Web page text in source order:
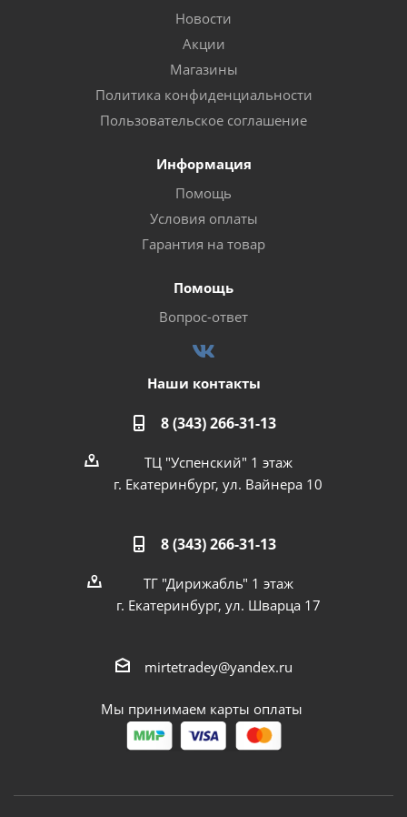
Новости
Акции
Магазины
Политика конфиденциальности
Пользовательское соглашение
Информация
Помощь
Условия оплаты
Гарантия на товар
Помощь
Вопрос-ответ
Наши контакты
8 (343) 266-31-13
ТЦ "Успенский" 1 этаж
г. Екатеринбург, ул. Вайнера 10
8 (343) 266-31-13
ТГ "Дирижабль" 1 этаж
г. Екатеринбург, ул. Шварца 17
mirtetradey@yandex.ru
Мы принимаем карты оплаты